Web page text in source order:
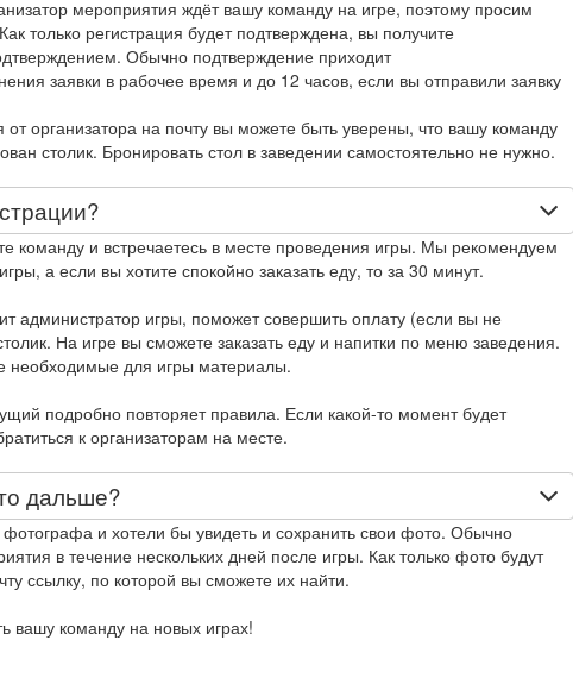
мероприятия ждёт вашу команду на игре, поэтому просим
только регистрация будет подтверждена, вы получите
Обычно подтверждение приходит
заявки в рабочее время и до 12 часов, если вы отправили заявку
организатора на почту вы можете быть уверены, что вашу команду
столик. Бронировать стол в заведении самостоятельно не нужно.
команду и встречаетесь в месте проведения игры. Мы рекомендуем
а если вы хотите спокойно заказать еду, то за 30 минут.
администратор игры, поможет совершить оплату (если вы не
На игре вы сможете заказать еду и напитки по меню заведения.
необходимые для игры материалы.
подробно повторяет правила. Если какой-то момент будет
к организаторам на месте.
дальше?
и хотели бы увидеть и сохранить свои фото. Обычно
в течение нескольких дней после игры. Как только фото будут
ссылку, по которой вы сможете их найти.
вашу команду на новых играх!